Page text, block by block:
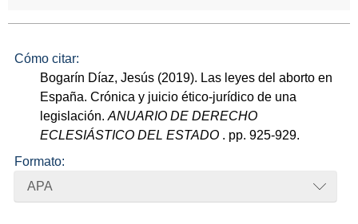
Cómo citar:
Bogarín Díaz, Jesús (2019). Las leyes del aborto en
España. Crónica y juicio ético-jurídico de una
legislación.ANUARIO DE DERECHO
ECLESIÁSTICO DEL ESTADO . pp. 925-929.
Formato:
APA